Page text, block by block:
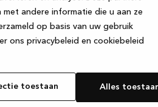
met andere informatie die u aan ze
op basis van uw gebruik
ons privacybeleid en cookiebeleid
toestaan Alles
loadingwww.kvik.be (see the